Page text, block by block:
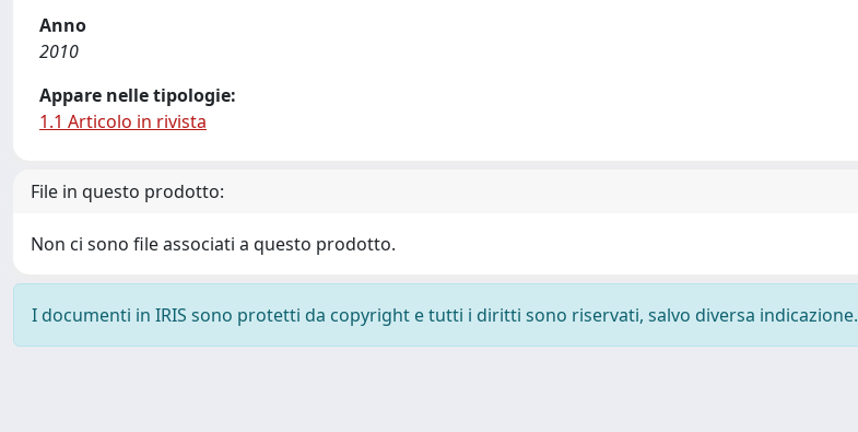
Anno
2010
Appare nelle tipologie:
1.1 Articolo in rivista
File in questo prodotto:
Non ci sono file associati a questo prodotto.
I documenti in IRIS sono protetti da copyright e tutti i diritti sono riservati, salvo diversa indicazione.